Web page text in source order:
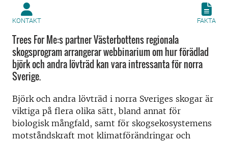
KONTAKT FAKTA
Trees For Me:s partner Västerbottens regionala
skogsprogram arrangerar webbinarium om hur förädlad
björk och andra lövträd kan vara intressanta för norra
Sverige.
Björk och andra lövträd i norra Sveriges skogar är
viktiga på flera olika sätt, bland annat för
biologisk mångfald, samt för skogsekosystemens
motståndskraft mot klimatförändringar och